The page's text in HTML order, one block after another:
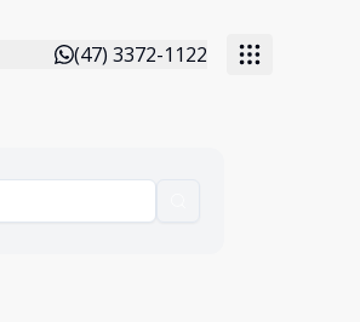
(47) 3372-1122